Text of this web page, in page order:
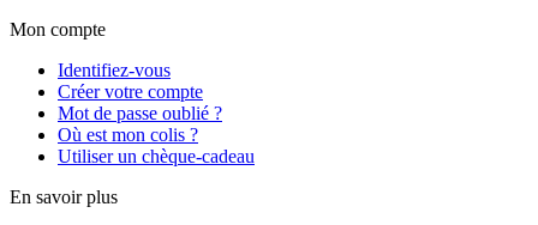
Mon compte
Identifiez-vous
Créer votre compte
Mot de passe oublié ?
Où est mon colis ?
Utiliser un chèque-cadeau
En savoir plus